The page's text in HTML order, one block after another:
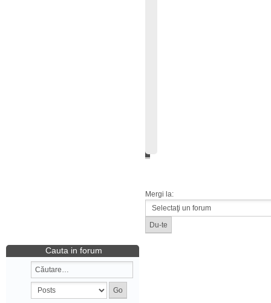
Mergi la:
Cauta in forum